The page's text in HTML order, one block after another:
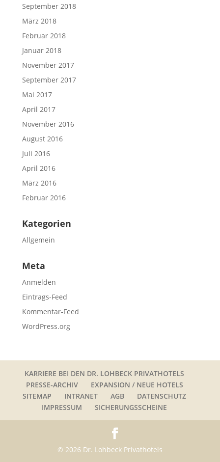
September 2018
März 2018
Februar 2018
Januar 2018
November 2017
September 2017
Mai 2017
April 2017
November 2016
August 2016
Juli 2016
April 2016
März 2016
Februar 2016
Kategorien
Allgemein
Meta
Anmelden
Eintrags-Feed
Kommentar-Feed
WordPress.org
KARRIERE BEI DEN DR. LOHBECK PRIVATHOTELS
PRESSE-ARCHIV
EXPANSION / NEUE HOTELS
SITEMAP
INTRANET AGB
DATENSCHUTZ
IMPRESSUM
SICHERUNGSSCHEINE
© 2026 Dr. Lohbeck Privathotels